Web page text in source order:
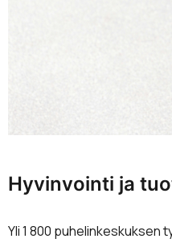
Hyvinvointi ja
Yli 1 800